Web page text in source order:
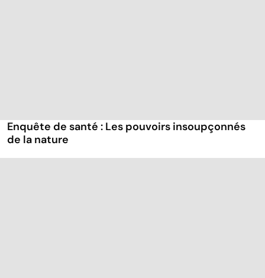
Enquête de santé : Les pouvoirs insoupçonnés
de la nature